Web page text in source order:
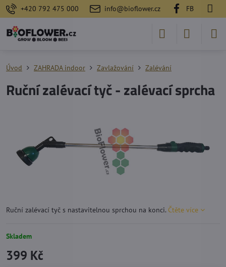
+420 792 475 000 info@bioflower.cz FB
Úvod ZAHRADA indoor Zavlažování Zalévání
Ruční zalévací tyč - zalévací sprcha
Ruční zalévací tyč s nastavitelnou sprchou na konci. Čtěte více
Skladem
399 Kč